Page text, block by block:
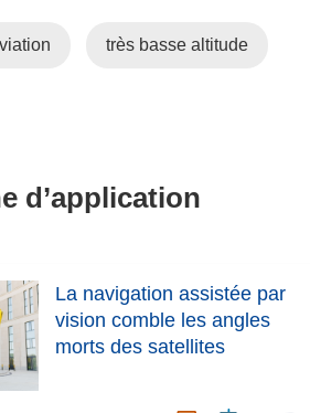
très basse altitude
d’application
La navigation assistée par
vision comble les angles
morts des satellites